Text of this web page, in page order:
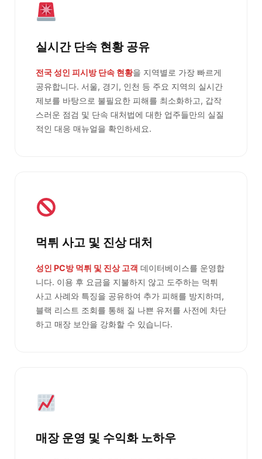
실시간 단속 현황 공유
전국 성인 피시방 단속 현황을 지역별로 가장 빠르게
공유합니다. 서울, 경기, 인천 등 주요 지역의 실시간
제보를 바탕으로 불필요한 피해를 최소화하고, 갑작
스러운 점검 및 단속 대처법에 대한 업주들만의 실질
적인 대응 매뉴얼을 확인하세요.
먹튀 사고 및 진상 대처
성인 PC방 먹튀 및 진상 고객 데이터베이스를 운영합
니다. 이용 후 요금을 지불하지 않고 도주하는 먹튀
사고 사례와 특징을 공유하여 추가 피해를 방지하며,
블랙 리스트 조회를 통해 질 나쁜 유저를 사전에 차단
하고 매장 보안을 강화할 수 있습니다.
매장 운영 및 수익화 노하우